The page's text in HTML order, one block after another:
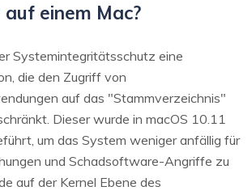
einem Mac?
Systemintegritätsschutz eine
die den Zugriff von
auf das "Stammverzeichnis"
Dieser wurde in macOS 10.11
um das System weniger anfällig für
und Schadsoftware-Angriffe zu
auf der Kernel Ebene des